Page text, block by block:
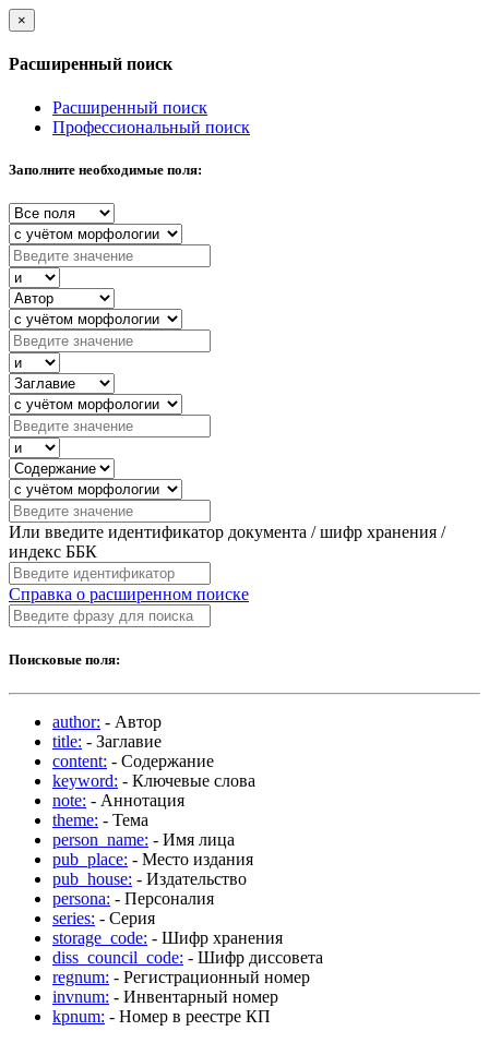
×
Расширенный поиск
Расширенный поиск
Профессиональный поиск
Заполните необходимые поля:
Или введите идентификатор документа / шифр хранения /
индекс ББК
Справка о расширенном поиске
Поисковые поля:
author: - Автор
title: - Заглавие
content: - Содержание
keyword: - Ключевые слова
note: - Аннотация
theme: - Тема
person_name: - Имя лица
pub_place: - Место издания
pub_house: - Издательство
persona: - Персоналия
series: - Серия
storage_code: - Шифр хранения
diss_council_code: - Шифр диссовета
regnum: - Регистрационный номер
invnum: - Инвентарный номер
kpnum: - Номер в реестре КП